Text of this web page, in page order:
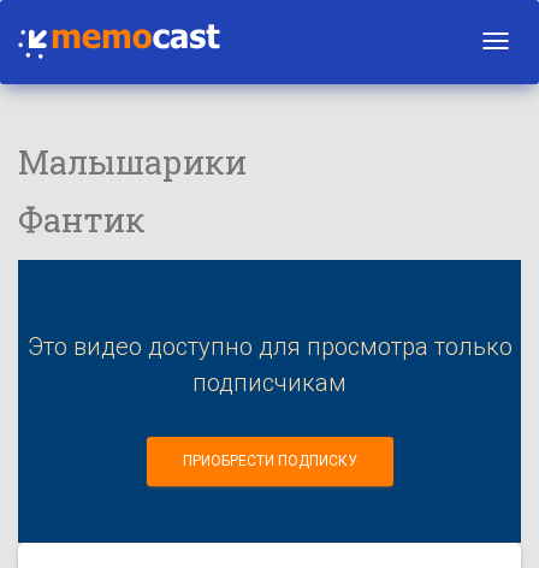
Малышарики
Фантик
Это видео доступно для просмотра только
подписчикам
ПРИОБРЕСТИ ПОДПИСКУ